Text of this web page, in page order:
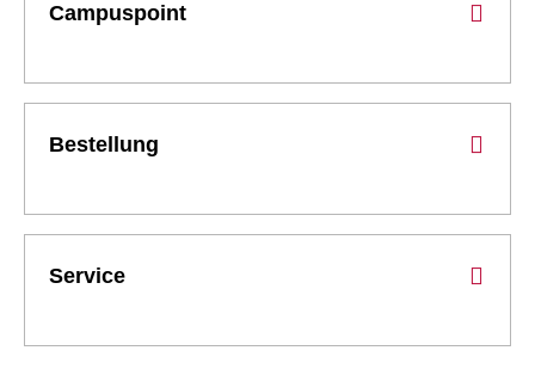
Campuspoint
Bestellung
Service